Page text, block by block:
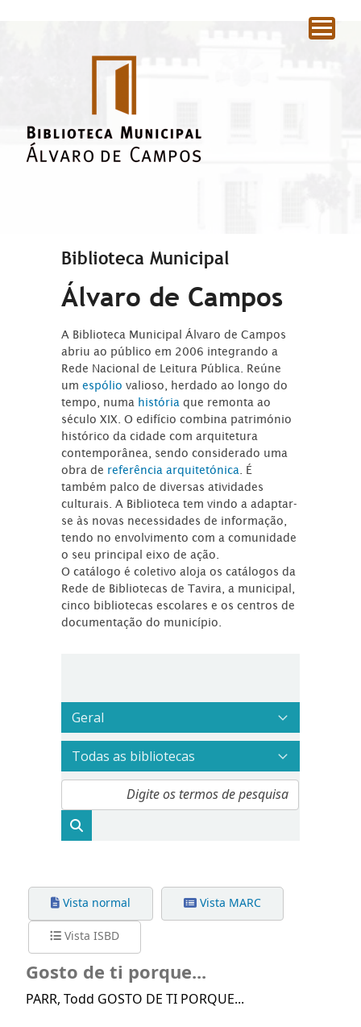
Biblioteca Municipal
Álvaro de Campos
A Biblioteca Municipal Álvaro de Campos
abriu ao público em 2006 integrando a
Rede Nacional de Leitura Pública. Reúne
umespóliovalioso, herdado ao longo do
tempo, numa história que remonta ao
século XIX. O edifício combina património
histórico da cidade com arquitetura
contemporânea, sendo considerado uma
obra de referência arquitetónica . É
também palco de diversas atividades
culturais. A Biblioteca tem vindo a adaptar-
se às novas necessidades de informação,
tendo no envolvimento com a comunidade
o seu principal eixo de ação.
O catálogo é coletivo aloja os catálogos da
Rede de Bibliotecas de Tavira, a municipal,
cinco bibliotecas escolares e os centros de
documentação do município.
Vista normal
Vista MARC
Vista ISBD
Gosto de ti porque...
PARR, Todd GOSTO DE TI PORQUE...